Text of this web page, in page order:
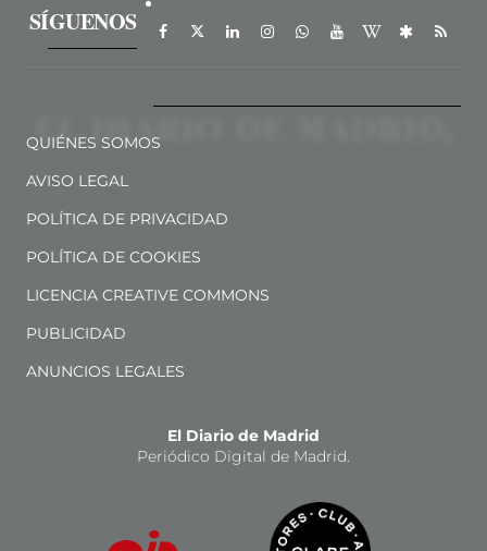
SÍGUENOS
QUIÉNES SOMOS
AVISO LEGAL
POLÍTICA DE PRIVACIDAD
POLÍTICA DE COOKIES
LICENCIA CREATIVE COMMONS
PUBLICIDAD
ANUNCIOS LEGALES
El Diario de Madrid
Periódico Digital de Madrid.